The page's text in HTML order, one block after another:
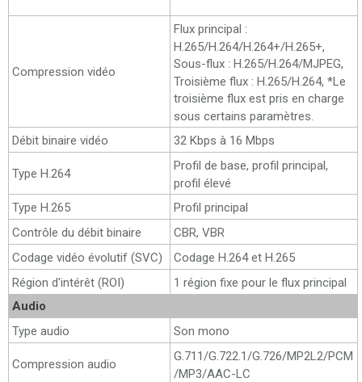
Compression vidéo
Flux principal :
H.265/H.264/H.264+/H.265+,
Sous-flux : H.265/H.264/MJPEG,
Troisième flux : H.265/H.264, *Le
troisième flux est pris en charge
sous certains paramètres.
Débit binaire vidéo
32 Kbps à 16 Mbps
Type H.264
Profil de base, profil principal,
profil élevé
Type H.265
Profil principal
Contrôle du débit binaire
CBR, VBR
Codage vidéo évolutif (SVC)
Codage H.264 et H.265
Région d'intérêt (ROI)
1 région fixe pour le flux principal
Audio
Type audio
Son mono
Compression audio
G.711/G.722.1/G.726/MP2L2/PCM
/MP3/AAC-LC